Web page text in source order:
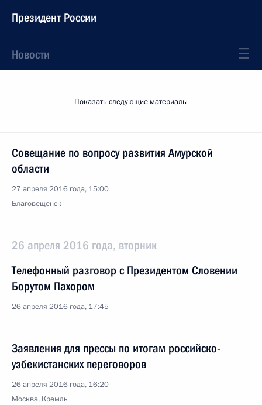
Президент России
Новости
Показать следующие материалы
Совещание по вопросу развития Амурской
области
27 апреля 2016 года, 15:00
Благовещенск
26 апреля 2016 года, вторник
Телефонный разговор с Президентом Словении
Борутом Пахором
26 апреля 2016 года, 17:45
Заявления для прессы по итогам российско-
узбекистанских переговоров
26 апреля 2016 года, 16:20
Москва, Кремль